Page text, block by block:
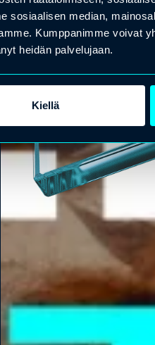
sosiaalisen median,
Kumppanimme voivat
heidän palvelujaan.
Kiellä
urapolut ja pidä